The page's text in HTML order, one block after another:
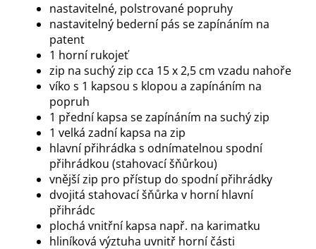
nastavitelné, polstrované popruhy
nastavitelný bederní pás se zapínáním na
patent
1 horní rukojeť
zip na suchý zip cca 15 x 2,5 cm vzadu nahoře
víko s 1 kapsou s klopou a zapínáním na
popruh
1 přední kapsa se zapínáním na suchý zip
1 velká zadní kapsa na zip
hlavní přihrádka s odnímatelnou spodní
přihrádkou (stahovací šňůrkou)
vnější zip pro přístup do spodní přihrádky
dvojitá stahovací šňůrka v horní hlavní
přihrádc
plochá vnitřní kapsa např. na karimatku
hliníková výztuha uvnitř horní části